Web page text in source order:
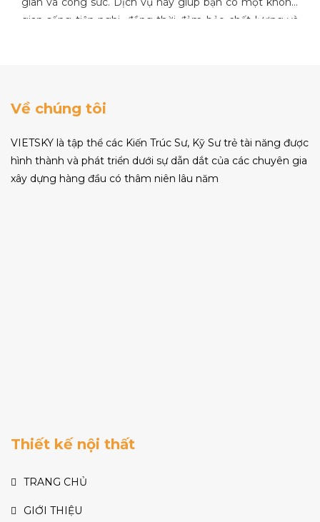
gian sống tiện nghi, đồng thời đảm bảo chất lượng và
vào tính tiện lợi và hiệu quả chi phí.
Về chúng tôi
VIETSKY là tập thể các Kiến Trúc Sư, Kỹ Sư trẻ tài năng được
hình thành và phát triển dưới sự dẫn dắt của các chuyên gia
xây dựng hàng đầu có thâm niên lâu năm
Thiết kế nội thất
TRANG CHỦ
GIỚI THIỆU